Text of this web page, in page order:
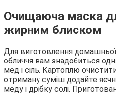
Очищаюча маска
жирним блиском
Для виготовлення
обличчя вам знадобиться
мед і сіль. Картоплю
отриману суміш додайте
меду і дрібку солі.